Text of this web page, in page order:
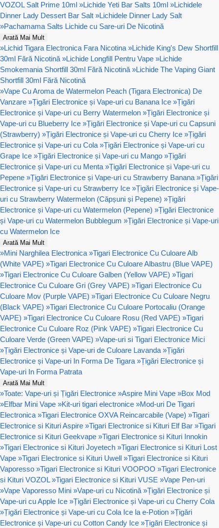
VOZOL Salt Prime 10ml »Lichide Yeti Bar Salts 10ml »Lichidele
Dinner Lady Dessert Bar Salt »Lichidele Dinner Lady Salt
»Pachamama Salts Lichide cu Sare-uri De Nicotină
Arată Mai Mult
»Lichid Tigara Electronica Fara Nicotina »Lichide King's Dew Shortfill
30ml Fără Nicotină »Lichide Longfill Pentru Vape »Lichide
Smokemania Shortfill 30ml Fără Nicotină »Lichide The Vaping Giant
Shortfill 30ml Fără Nicotină
»Vape Cu Aroma de Watermelon Peach (Tigara Electronica) De
Vanzare »Țigări Electronice și Vape-uri cu Banana Ice »Țigări
Electronice și Vape-uri cu Berry Watermelon »Țigări Electronice și
Vape-uri cu Blueberry Ice »Țigări Electronice și Vape-uri cu Capsuni
(Strawberry) »Țigări Electronice și Vape-uri cu Cherry Ice »Țigări
Electronice și Vape-uri cu Cola »Țigări Electronice și Vape-uri cu
Grape Ice »Țigări Electronice și Vape-uri cu Mango »Țigări
Electronice și Vape-uri cu Menta »Țigări Electronice și Vape-uri cu
Pepene »Țigări Electronice și Vape-uri cu Strawberry Banana »Țigări
Electronice și Vape-uri cu Strawberry Ice »Țigări Electronice și Vape-
uri cu Strawberry Watermelon (Căpșuni și Pepene) »Țigări
Electronice și Vape-uri cu Watermelon (Pepene) »Țigări Electronice
și Vape-uri cu Watermelon Bubblegum »Țigări Electronice și Vape-uri
cu Watermelon Ice
Arată Mai Mult
»Mini Narghilea Electronica »Tigari Electronice Cu Culoare Alb
(White VAPE) »Tigari Electronice Cu Culoare Albastru (Blue VAPE)
»Tigari Electronice Cu Culoare Galben (Yellow VAPE) »Tigari
Electronice Cu Culoare Gri (Grey VAPE) »Tigari Electronice Cu
Culoare Mov (Purple VAPE) »Tigari Electronice Cu Culoare Negru
(Black VAPE) »Tigari Electronice Cu Culoare Portocaliu (Orange
VAPE) »Tigari Electronice Cu Culoare Rosu (Red VAPE) »Tigari
Electronice Cu Culoare Roz (Pink VAPE) »Tigari Electronice Cu
Culoare Verde (Green VAPE) »Vape-uri si Tigari Electronice Mici
»Țigări Electronice și Vape-uri de Culoare Lavanda »Țigări
Electronice și Vape-uri In Forma De Tigara »Țigări Electronice și
Vape-uri In Forma Patrata
Arată Mai Mult
»Toate: Vape-uri și Țigări Electronice »Aspire Mini Vape »Box Mod
»Elfbar Mini Vape »Kit-uri tigari electronice »Mod-uri De Tigari
Electronica »Tigari Electronice OXVA Reincarcabile (Vape) »Tigari
Electronice si Kituri Aspire »Tigari Electronice si Kituri Elf Bar »Tigari
Electronice si Kituri Geekvape »Tigari Electronice si Kituri Innokin
»Tigari Electronice si Kituri Joyetech »Tigari Electronice si Kituri Lost
Vape »Tigari Electronice si Kituri Uwell »Tigari Electronice si Kituri
Vaporesso »Tigari Electronice si Kituri VOOPOO »Tigari Electronice
si Kituri VOZOL »Tigari Electronice si Kituri VUSE »Vape Pen-uri
»Vape Vaporesso Mini »Vape-uri cu Nicotină »Țigări Electronice și
Vape-uri cu Apple Ice »Țigări Electronice și Vape-uri cu Cherry Cola
»Țigări Electronice și Vape-uri cu Cola Ice la e-Potion »Țigări
Electronice și Vape-uri cu Cotton Candy Ice »Țigări Electronice și